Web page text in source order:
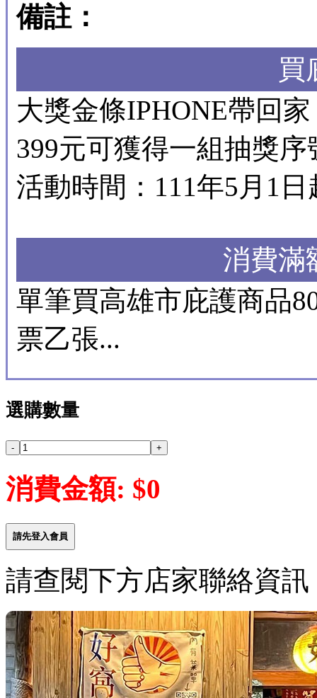
備註：
買
大獎金條IPHONE帶回
399元可獲得一組抽獎序
活動時間：111年5月1
消費滿
單筆買高雄市庇護商品
票乙張...
選購數量
消費金額: $0
請先登入會員
請查閱下方店家聯絡資